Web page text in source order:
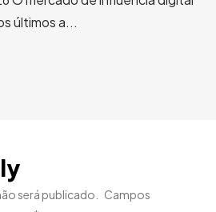
últimos a...
será publicado.
Campos